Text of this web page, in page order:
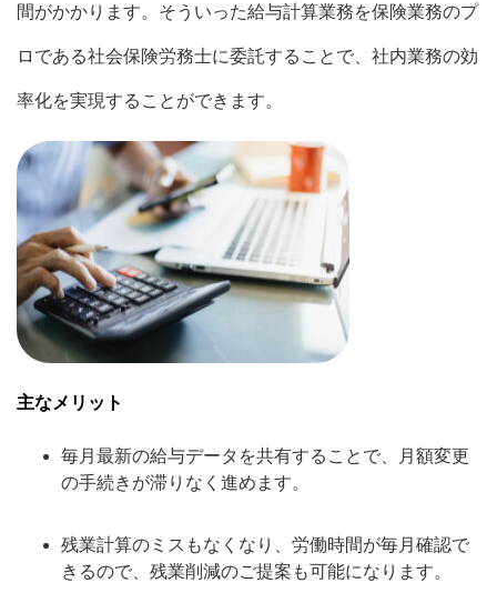
間がかかります。そういった給与計算業務を保険業務のプ
ロである社会保険労務士に委託することで、社内業務の効
率化を実現することができます。
主なメリット
毎月最新の給与データを共有することで、月額変更
の手続きが滞りなく進めます。
残業計算のミスもなくなり、労働時間が毎月確認で
きるので、残業削減のご提案も可能になります。